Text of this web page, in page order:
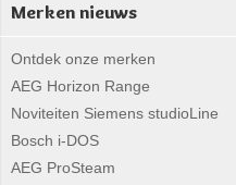
Merken nieuws
Ontdek onze merken
AEG Horizon Range
Noviteiten Siemens studioLine
Bosch i-DOS
AEG ProSteam